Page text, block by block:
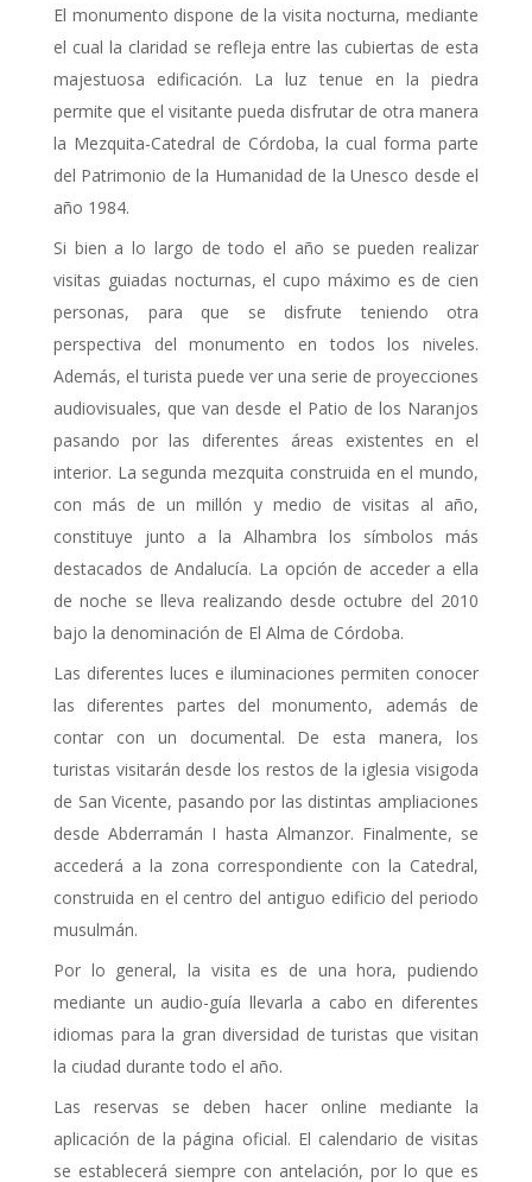
El monumento dispone de la visita nocturna, mediante
el cual la claridad se refleja entre las cubiertas de esta
majestuosa edificación. La luz tenue en la piedra
permite que el visitante pueda disfrutar de otra manera
la Mezquita-Catedral de Córdoba, la cual forma parte
del Patrimonio de la Humanidad de la Unesco desde el
año 1984.
Si bien a lo largo de todo el año se pueden realizar
visitas guiadas nocturnas, el cupo máximo es de cien
personas, para que se disfrute teniendo otra
perspectiva del monumento en todos los niveles.
Además, el turista puede ver una serie de proyecciones
audiovisuales, que van desde el Patio de los Naranjos
pasando por las diferentes áreas existentes en el
interior. La segunda mezquita construida en el mundo,
con más de un millón y medio de visitas al año,
constituye junto a la Alhambra los símbolos más
destacados de Andalucía. La opción de acceder a ella
de noche se lleva realizando desde octubre del 2010
bajo la denominación de El Alma de Córdoba.
Las diferentes luces e iluminaciones permiten conocer
las diferentes partes del monumento, además de
contar con un documental. De esta manera, los
turistas visitarán desde los restos de la iglesia visigoda
de San Vicente, pasando por las distintas ampliaciones
desde Abderramán I hasta Almanzor. Finalmente, se
accederá a la zona correspondiente con la Catedral,
construida en el centro del antiguo edificio del periodo
musulmán.
Por lo general, la visita es de una hora, pudiendo
mediante un audio-guía llevarla a cabo en diferentes
idiomas para la gran diversidad de turistas que visitan
la ciudad durante todo el año.
Las reservas se deben hacer online mediante la
aplicación de la página oficial. El calendario de visitas
se establecerá siempre con antelación, por lo que es